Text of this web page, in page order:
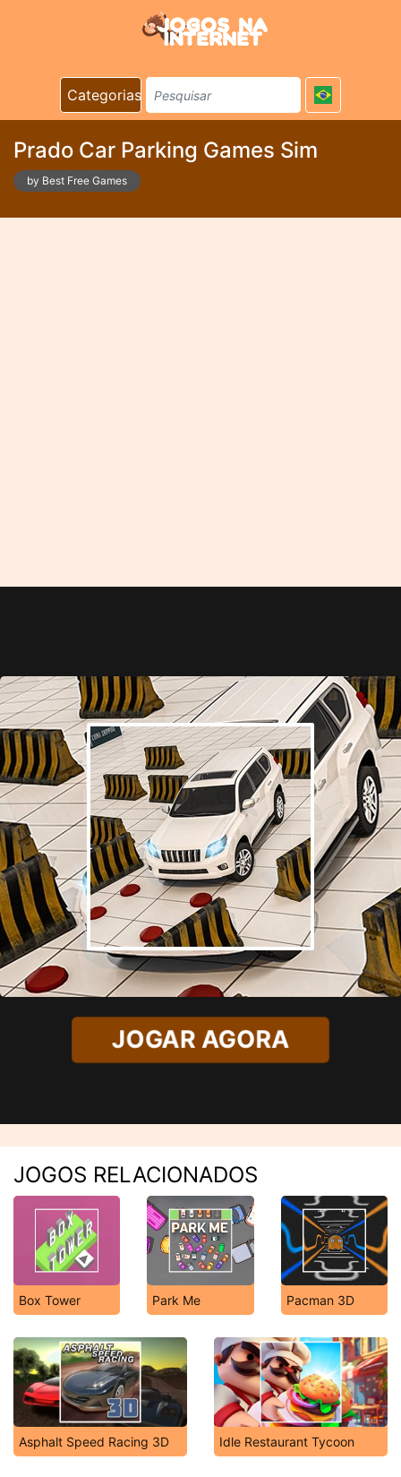
Categorias
Prado Car Parking Games Sim
by Best Free Games
JOGAR AGORA
JOGOS RELACIONADOS
Box Tower Park Me Pacman 3D
Asphalt Speed Racing 3D Idle Restaurant Tycoon